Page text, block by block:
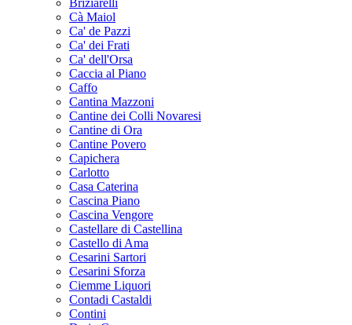
Briziarelli
Cà Maiol
Ca' de Pazzi
Ca' dei Frati
Ca' dell'Orsa
Caccia al Piano
Caffo
Cantina Mazzoni
Cantine dei Colli Novaresi
Cantine di Ora
Cantine Povero
Capichera
Carlotto
Casa Caterina
Cascina Piano
Cascina Vengore
Castellare di Castellina
Castello di Ama
Cesarini Sartori
Cesarini Sforza
Ciemme Liquori
Contadi Castaldi
Contini